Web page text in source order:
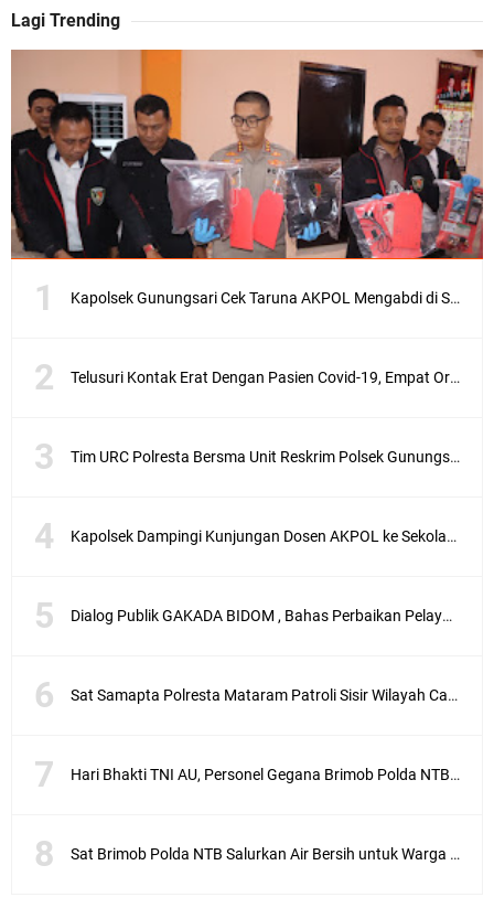
Lagi Trending
Kapolsek Gunungsari Cek Taruna AKPOL Mengabdi di SRD 4
Telusuri Kontak Erat Dengan Pasien Covid-19, Empat Orang di Desa Kedaro Sekotong Dirapid
Tim URC Polresta Bersma Unit Reskrim Polsek Gunungsari Tangkap Pelaku Curanmor
Kapolsek Dampingi Kunjungan Dosen AKPOL ke Sekolah Rakyat Gunungsari
Dialog Publik GAKADA BIDOM , Bahas Perbaikan Pelayanan Medis di NTB
Sat Samapta Polresta Mataram Patroli Sisir Wilayah Cakranegara
Hari Bhakti TNI AU, Personel Gegana Brimob Polda NTB Donor Darah
Sat Brimob Polda NTB Salurkan Air Bersih untuk Warga Terdampak Kekeringan